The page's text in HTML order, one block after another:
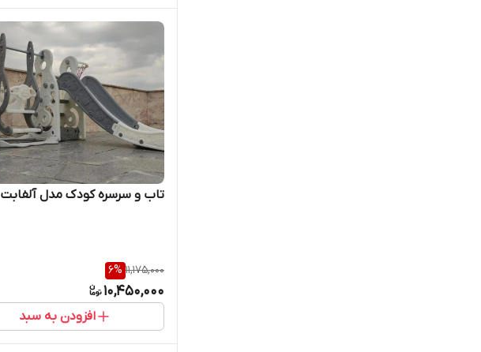
تاب و سرسره کودک مدل آلفابت
11,175,000
6%
10,450,000
افزودن به سبد